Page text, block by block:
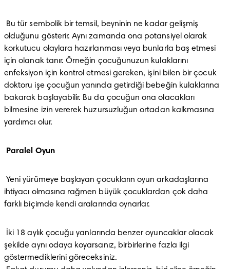
olduğunu gösterir. Aynı zamanda ona potansiyel olarak
korkutucu olaylara hazırlanması veya bunlarla baş etmesi
için olanak tanır. Örneğin çocuğunuzun kulaklarını
enfeksiyon için kontrol etmesi gereken, işini bilen bir çocuk
doktoru işe çocuğun yanında getirdiği bebeğin kulaklarına
bakarak başlayabilir. Bu da çocuğun ona olacakları
bilmesine izin vererek huzursuzluğun ortadan kalkmasına
yardımcı olur.
Paralel Oyun
ihtiyacı olmasına rağmen büyük çocuklardan çok daha
farklı biçimde kendi aralarında oynarlar.
şekilde aynı odaya koyarsanız, birbirlerine fazla ilgi
göstermediklerini göreceksiniz.